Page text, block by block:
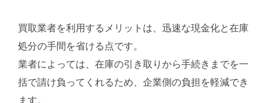
買取業者を利用するメリットは、迅速な現金化と在庫
処分の手間を省ける点です。
業者によっては、在庫の引き取りから手続きまでを一
括で請け負ってくれるため、企業側の負担を軽減でき
ます。